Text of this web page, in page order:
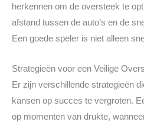
herkennen om de oversteek te
afstand tussen de auto’s en de
Een goede speler is niet alleen
Strategieën voor een Veilige
Er zijn verschillende strategieën
kansen op succes te vergroten.
op momenten van drukte,